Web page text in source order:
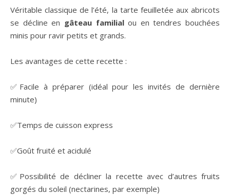
Véritable classique de l’été, la tarte feuilletée aux abricots
se décline en gâteau familialou en tendres bouchées
minis pour ravir petits et grands.
Les avantages de cette recette :
✅Facile à préparer (idéal pour les invités de dernière
minute)
✅Temps de cuisson express
✅Goût fruité et acidulé
✅Possibilité de décliner la recette avec d’autres fruits
gorgés du soleil (nectarines, par exemple)